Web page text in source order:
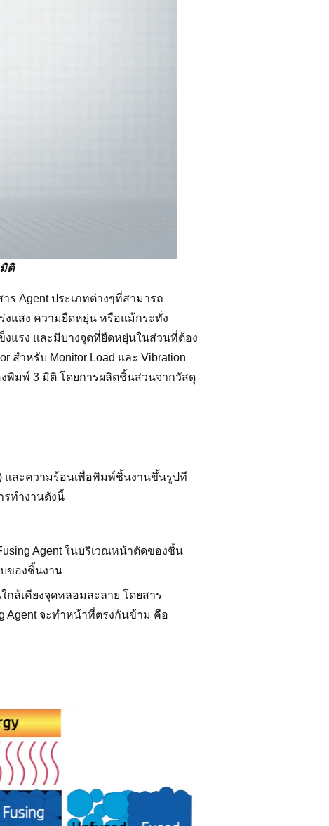
ติ
Agent ประเภทต่างๆที่สามารถ
แสง ความยืดหยุ่น หรือแม้กระทั่ง
แรง และมีบางจุดที่ยืดหยุ่นในส่วนที่ต้อง
สำหรับ Monitor Load และ Vibration
พิมพ์ 3 มิติ โดยการผลิตชิ้นส่วนจากวัสดุ
และความร้อนเพื่อพิมพ์ชิ้นงานขึ้นรูปที
รทำงานดังนี้
Agent ในบริเวณหน้าตัดของชิ้น
ของชิ้นงาน
กล้เคียงจุดหลอมละลาย โดยสาร
Agent จะทำหน้าที่ตรงกันข้าม คือ